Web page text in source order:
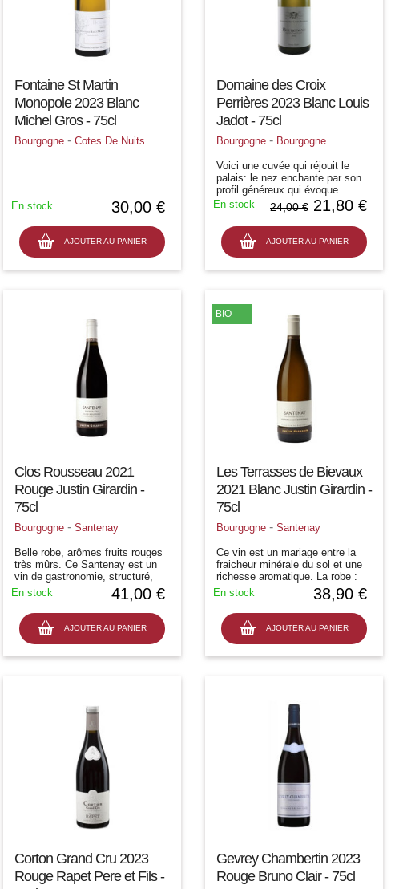
Fontaine St Martin
Monopole 2023 Blanc
Michel Gros - 75cl
Bourgogne - Cotes De Nuits
30,00 €
AJOUTER AU PANIER
En stock
Domaine des Croix
Perrières 2023 Blanc Louis
Jadot - 75cl
Bourgogne - Bourgogne
Voici une cuvée qui réjouit le
palais: le nez enchante par son
profil généreux qui évoque
l'amande, la poire, la bouche se
montre charnue, épaulée par une
fine acidité, la finale nous laisse
sur...
24,00 € 21,80 €
AJOUTER AU PANIER
En stock
Clos Rousseau 2021
Rouge Justin Girardin -
75cl
Bourgogne - Santenay
Belle robe, arômes fruits rouges
très mûrs. Ce Santenay est un
vin de gastronomie, structuré,
complet, puissant
41,00 €
AJOUTER AU PANIER
En stock
Les Terrasses de Bievaux
2021 Blanc Justin Girardin -
75cl
Bourgogne - Santenay
Ce vin est un mariage entre la
fraicheur minérale du sol et une
richesse aromatique. La robe :
jaune clair et brillant Le nez :
fruits jaunes et zestes d'agrumes
confits La bouche : précise...
38,90 €
AJOUTER AU PANIER
En stock
BIO
Corton Grand Cru 2023
Rouge Rapet Pere et Fils -
Gevrey Chambertin 2023
Rouge Bruno Clair - 75cl